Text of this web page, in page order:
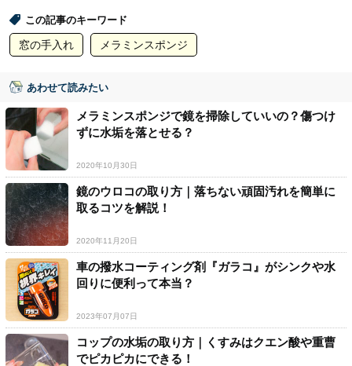
この記事のキーワード
窓の手入れ メラミンスポンジ
あわせて読みたい
メラミンスポンジで鏡を掃除していいの？傷つけ
ずに水垢を落とせる？
2020年10月30日
鏡のウロコの取り方｜落ちない頑固汚れを簡単に
取るコツを解説！
2020年11月20日
車の撥水コーティング剤『ガラコ』がシンクや水
回りに便利って本当？
2023年07月07日
コップの水垢の取り方｜くすみはクエン酸や重曹
でピカピカにできる！